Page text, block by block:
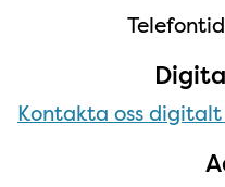
Kontakta oss